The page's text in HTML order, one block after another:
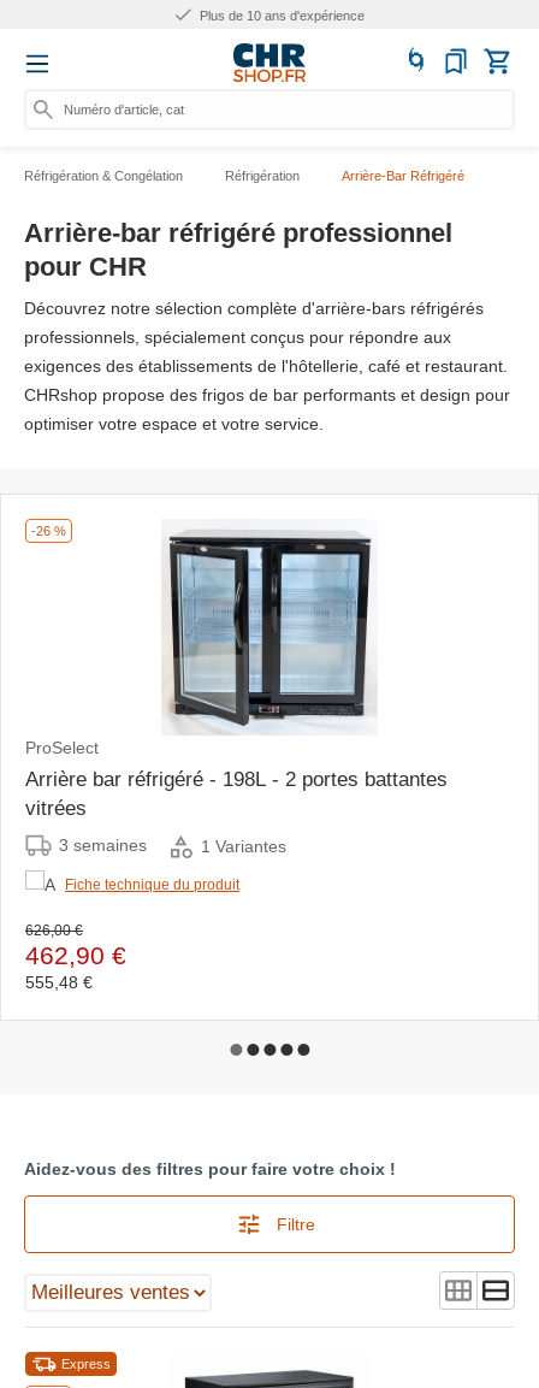
Numéro d'article, catégorie ou
Réfrigération & Congélation Réfrigération Arrière-Bar Réfrigéré
Arrière-bar réfrigéré professionnel
pour CHR
Découvrez notre sélection complète d'arrière-bars réfrigérés
professionnels, spécialement conçus pour répondre aux
exigences des établissements de l'hôtellerie, café et restaurant.
CHRshop propose des frigos de bar performants et design pour
optimiser votre espace et votre service.
-26 %
ProSelect
Arrière bar réfrigéré - 198L - 2 portes battantes
vitrées
3 semaines 1 Variantes
Fiche technique du produit
626,00 €
462,90 €
555,48 €
Aidez-vous des filtres pour faire votre choix !
Filtre
Express